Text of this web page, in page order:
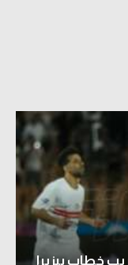
خطاب بيزيرا